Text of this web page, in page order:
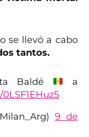
se llevó a cabo
tantos.
Baldé
a
9 de